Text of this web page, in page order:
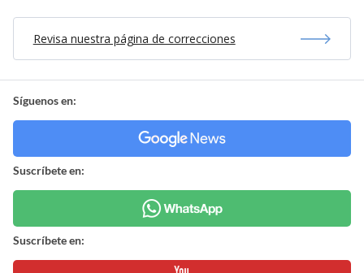
Revisa nuestra página de correcciones
Síguenos en:
Suscríbete en:
Suscríbete en: